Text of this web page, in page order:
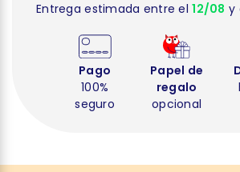
Entrega estimada entre el12/08 y
Pago
100%
seguro
Papel de
regalo
opcional